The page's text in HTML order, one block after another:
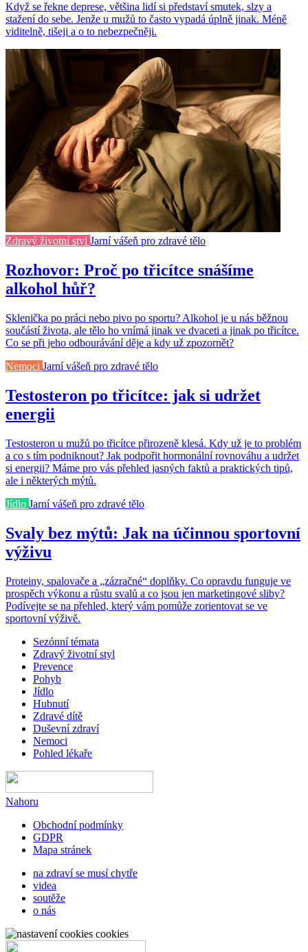
Když se řekne deprese, většina lidí si představí smutek, slzy a
stažení do sebe. Jenže u mužů to často vypadá úplně jinak. Méně
viditelně, tišeji a o to nebezpečněji.
Zdravý životní styl Jarní vášeň pro zdravé tělo
Rozhovor: Proč po třicítce snášíme
alkohol hůř?
Sklenička po práci nebo pivo po sportu? Alkohol je u nás běžnou
součástí života, ale tělo ho vnímá jinak ve dvaceti a jinak po třicítce.
Co se při jeho odbourávání děje a kdy už zpozornět?
Nemoci Jarní vášeň pro zdravé tělo
Testosteron po třicítce: jak si udržet
energii
Testosteron u mužů po třicítce přirozeně klesá. Kdy už je to problém
a co s tím podniknout? Jak podpořit hormonální rovnováhu a udržet
si energii? Máme pro vás přehled jasných faktů a praktických tipů,
ale i některých mýtů.
Jídlo Jarní vášeň pro zdravé tělo
Svaly bez mýtů: Jak na účinnou sportovní
výživu
Proteiny, spalovače a „zázračné“ doplňky. Co opravdu funguje ve
prospěch výkonu a růstu svalů a co jsou jen marketingové sliby?
Podívejte se na přehled, který vám pomůže zorientovat se ve
sportovní výživě.
Sezónní témata
Zdravý životní styl
Prevence
Pohyb
Jídlo
Hubnutí
Zdravé dítě
Duševní zdraví
Nemoci
Pohled lékaře
Nahoru
Obchodní podmínky
GDPR
Mapa stránek
na zdraví se musí chytře
videa
soutěže
o nás
cookies